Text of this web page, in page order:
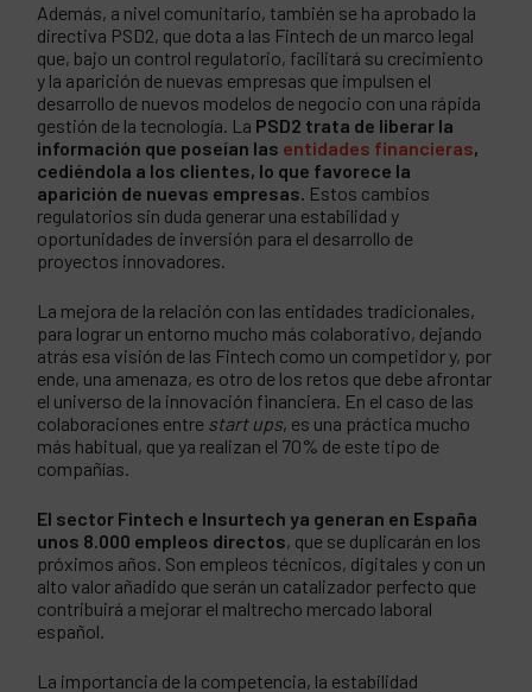
Además, a nivel comunitario, también se ha aprobado la
directiva PSD2, que dota a las Fintech de un marco legal
que, bajo un control regulatorio, facilitará su crecimiento
y la aparición de nuevas empresas que impulsen el
desarrollo de nuevos modelos de negocio con una rápida
gestión de la tecnología. La PSD2 trata de liberar la
información que poseían las entidades financieras,
cediéndola a los clientes, lo que favorece la
aparición de nuevas empresas. Estos cambios
regulatorios sin duda generar una estabilidad y
oportunidades de inversión para el desarrollo de
proyectos innovadores.
La mejora de la relación con las entidades tradicionales,
para lograr un entorno mucho más colaborativo, dejando
atrás esa visión de las Fintech como un competidor y, por
ende, una amenaza, es otro de los retos que debe afrontar
el universo de la innovación financiera. En el caso de las
colaboraciones entre start ups, es una práctica mucho
más habitual, que ya realizan el 70% de este tipo de
compañías.
El sector Fintech e Insurtech ya generan en España
unos 8.000 empleos directos, que se duplicarán en los
próximos años. Son empleos técnicos, digitales y con un
alto valor añadido que serán un catalizador perfecto que
contribuirá a mejorar el maltrecho mercado laboral
español.
La importancia de la competencia, la estabilidad